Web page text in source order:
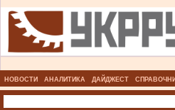
НОВОСТИ АНАЛИТИКА ДАЙДЖЕСТ